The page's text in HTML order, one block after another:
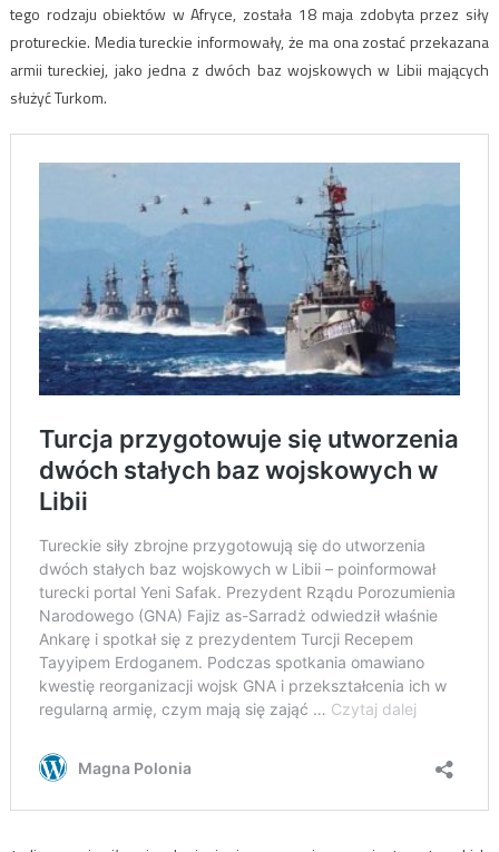
tego rodzaju obiektów w Afryce, została 18 maja zdobyta przez siły
protureckie. Media tureckie informowały, że ma ona zostać przekazana
armii tureckiej, jako jedna z dwóch baz wojskowych w Libii mających
służyć Turkom.